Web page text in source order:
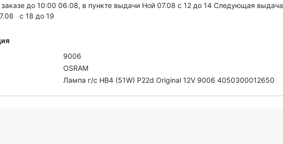
до 10:00 06.08, в пункте выдачи Ной 07.08 c 12 до 14 Следующая выдача
c 18 до 19
9006
OSRAM
Лампа г/с HB4 (51W) P22d Original 12V 9006 4050300012650